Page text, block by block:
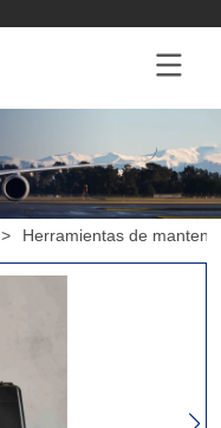
> Herramientas de